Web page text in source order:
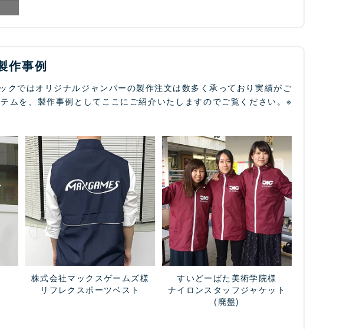
作事例
ではオリジナルジャンパーの製作注文は数多く承っており実績がご
ムを、製作事例としてここにご紹介いたしますのでご覧ください。※
株式会社マックスゲームズ様
リフレクスポーツベスト
すいどーばた美術学院様
ナイロンスタッフジャケット
(廃盤)